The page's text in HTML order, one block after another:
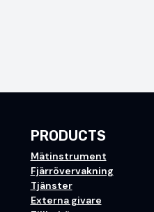
PRODUCTS
Mätinstrument
Fjärrövervakning
Tjänster
Externa givare